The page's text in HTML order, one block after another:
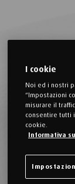
I cookie
Noi ed i nostri
“Impostazioni
misurare il
consentire tutti
cookie.
Informativa